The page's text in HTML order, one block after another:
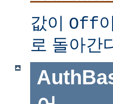
값이 Off
로 돌아간